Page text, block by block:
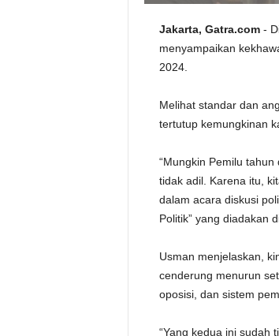
Jakarta, Gatra.com -
menyampaikan
2024.
Melihat standar dan
tertutup kemungkinan
“Mungkin Pemilu
tidak adil. Karena itu,
dalam acara diskusi
Politik” yang diadakan
Usman menjelaskan,
cenderung menurun
oposisi, dan sistem
“Yang kedua ini sudah